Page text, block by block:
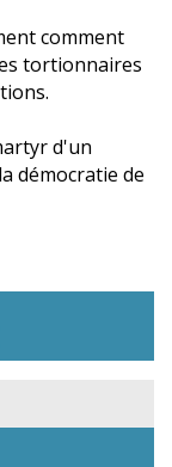
comment
tortionnaires
d'un
démocratie de